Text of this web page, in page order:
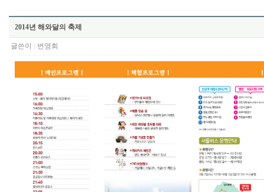
2014년 해와달의 축제
글쓴이 : 번영회